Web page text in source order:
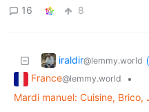
16 8
iraldir@lemmy.world
France@lemmy.world
•
Mardi manuel: Cuisine,